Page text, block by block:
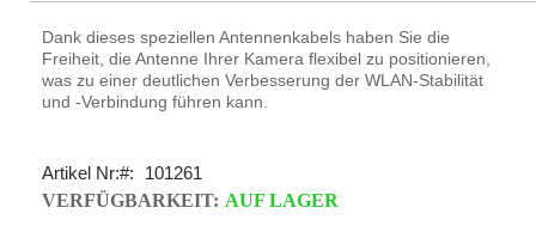
Dank dieses speziellen Antennenkabels haben Sie die
Freiheit, die Antenne Ihrer Kamera flexibel zu positionieren,
was zu einer deutlichen Verbesserung der WLAN-Stabilität
und -Verbindung führen kann.
Artikel Nr:
101261
VERFÜGBARKEIT: AUF LAGER